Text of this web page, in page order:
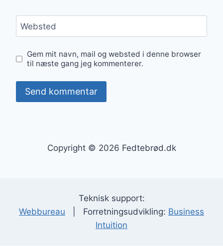
Websted
Gem mit navn, mail og websted i denne browser
til næste gang jeg kommenterer.
Copyright © 2026 Fedtebrød.dk
Teknisk support:
Webbureau | Forretningsudvikling: Business
Intuition